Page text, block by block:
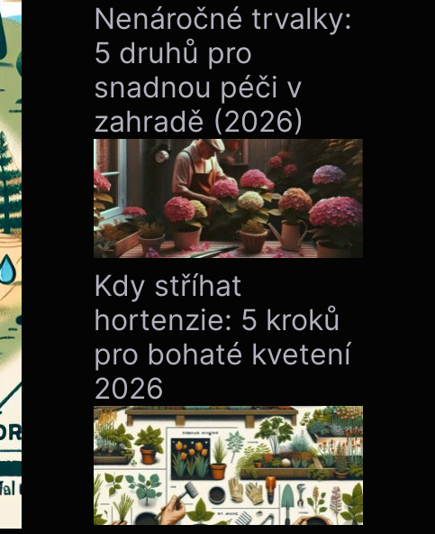
Nenáročné trvalky:
5 druhů pro
snadnou péči v
zahradě (2026)
Kdy stříhat
hortenzie: 5 kroků
pro bohaté kvetení
2026